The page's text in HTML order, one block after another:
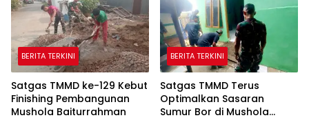
BERITA TERKINI
Satgas TMMD ke-129 Kebut
Finishing Pembangunan
Mushola Baiturrahman
BERITA TERKINI
Satgas TMMD Terus
Optimalkan Sasaran
Sumur Bor di Mushola